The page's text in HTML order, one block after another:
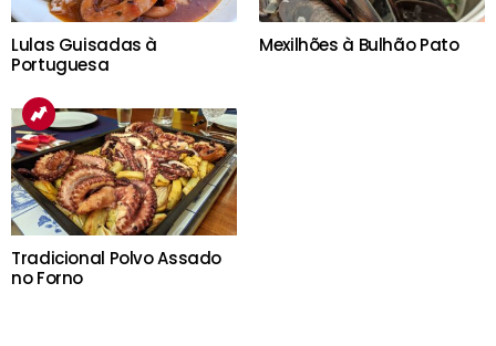
Lulas Guisadas à
Portuguesa
Mexilhões à Bulhão Pato
Tradicional Polvo Assado
no Forno